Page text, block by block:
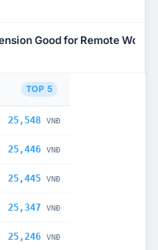
Good for Remote Work?
TOP 5
25,548 VNĐ
25,446 VNĐ
25,445 VNĐ
25,347 VNĐ
25,246 VNĐ